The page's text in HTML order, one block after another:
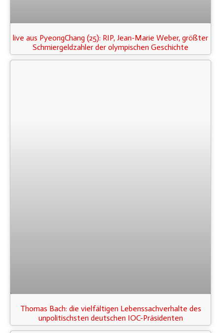
live aus PyeongChang (25): RIP, Jean-Marie Weber, größter
Schmiergeldzahler der olympischen Geschichte
Thomas Bach: die vielfältigen Lebenssachverhalte des
unpolitischsten deutschen IOC-Präsidenten